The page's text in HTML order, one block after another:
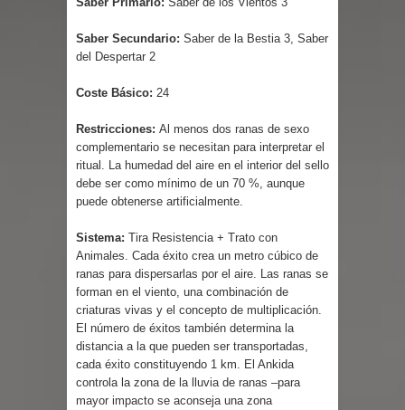
Saber Secundario: Saber de la Bestia 3, Saber
del Despertar 2
Coste Básico: 24
Restricciones: Al menos dos ranas de sexo
complementario se necesitan para interpretar el
ritual. La humedad del aire en el interior del sello
debe ser como mínimo de un 70 %, aunque
puede obtenerse artificialmente.
Sistema: Tira Resistencia + Trato con
Animales. Cada éxito crea un metro cúbico de
ranas para dispersarlas por el aire. Las ranas se
forman en el viento, una combinación de
criaturas vivas y el concepto de multiplicación.
El número de éxitos también determina la
distancia a la que pueden ser transportadas,
cada éxito constituyendo 1 km. El Ankida
controla la zona de la lluvia de ranas –para
mayor impacto se aconseja una zona